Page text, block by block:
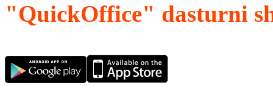
"QuickOffice" dasturni